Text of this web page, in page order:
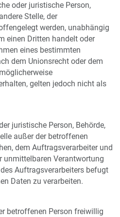
oder juristische Person,
Stelle, der
werden, unabhängig
einen Dritten handelt oder
eines bestimmten
dem Unionsrecht oder dem
gelten jedoch nicht als
juristische Person, Behörde,
außer der betroffenen
dem Auftragsverarbeiter und
unmittelbaren Verantwortung
Auftragsverarbeiters befugt
Daten zu verarbeiten.
betroffenen Person freiwillig